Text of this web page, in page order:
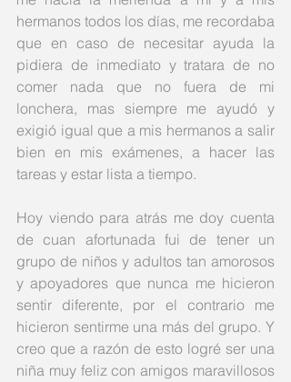
hermanos todos los días, me recordaba
que en caso de necesitar ayuda la
pidiera de inmediato y tratara de no
comer nada que no fuera de mi
lonchera, mas siempre me ayudó y
exigió igual que a mis hermanos a salir
bien en mis exámenes, a hacer las
tareas y estar lista a tiempo.
Hoy viendo para atrás me doy cuenta
de cuan afortunada fui de tener un
grupo de niños y adultos tan amorosos
y apoyadores que nunca me hicieron
sentir diferente, por el contrario me
hicieron sentirme una más del grupo. Y
creo que a razón de esto logré ser una
niña muy feliz con amigos maravillosos